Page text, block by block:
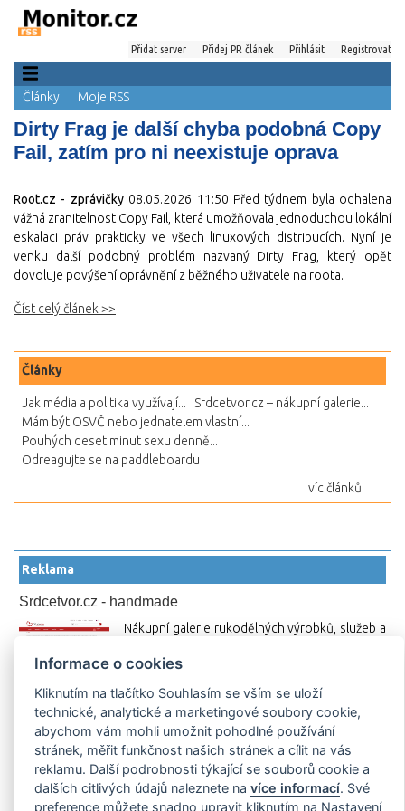
Přidat server Přidej PR článek Přihlásit Registrovat
Články Moje RSS
Dirty Frag je další chyba podobná Copy
Fail, zatím pro ni neexistuje oprava
Root.cz - zprávičky 08.05.2026 11:50 Před týdnem byla odhalena
vážná zranitelnost Copy Fail, která umožňovala jednoduchou lokální
eskalaci práv prakticky ve všech linuxových distribucích. Nyní je
venku další podobný problém nazvaný Dirty Frag, který opět
dovoluje povýšení oprávnění z běžného uživatele na roota.
Číst celý článek >>
Články
Jak média a politika využívají...
Srdcetvor.cz – nákupní galerie...
Mám být OSVČ nebo jednatelem vlastní...
Pouhých deset minut sexu denně...
Odreagujte se na paddleboardu
víc článků
Reklama
Srdcetvor.cz - handmade
Nákupní galerie rukodělných výrobků, služeb a
začít prodávat nebo jen nakupovat.
Hledej-hosting.cz - webhosting, VPS
hosting
Přehled webhostingových, multihosting a VPS
hosting programů s možností jejich
pokročilého vyhledávání a porovnávání.
Najděte si jednoduše vhodný hosting.
Informace o cookies
Kliknutím na tlačítko Souhlasím se vším se uloží
technické, analytické a marketingové soubory cookie,
abychom vám mohli umožnit pohodlné používání
stránek, měřit funkčnost našich stránek a cílit na vás
reklamu. Další podrobnosti týkající se souborů cookie a
dalších citlivých údajů naleznete navíce informací. Své
preference můžete snadno upravit kliknutím na Nastavení